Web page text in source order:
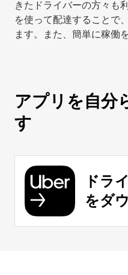
きたドライバーの方々も
を使って配達することで
ます。また、簡単に稼働
アプリを自分
す
ドラ
をダ